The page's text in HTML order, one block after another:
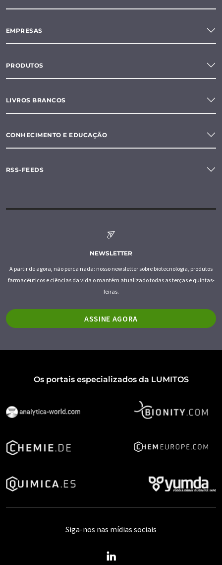
EMPRESAS
PRODUTOS
LIVROS BRANCOS
CONHECIMENTO E EDUCAÇÃO
RSS-FEEDS
NEWSLETTER
A partir de agora, não perca nada: nosso newsletter sobre biotecnologia, produtos
farmacêuticos e ciências da vida o mantém atualizado todas as terças e quintas-
feiras.
ASSINE AGORA
Os portais especializados da LUMITOS
Siga-nos nas mídias sociais